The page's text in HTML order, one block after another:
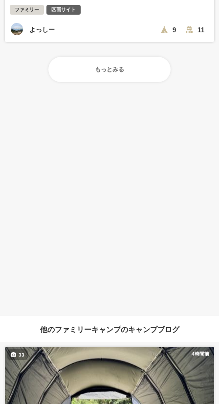
ファミリー 区画サイト
よっしー 9 11
もっとみる
他のファミリーキャンプのキャンプブログ
4時間前
33